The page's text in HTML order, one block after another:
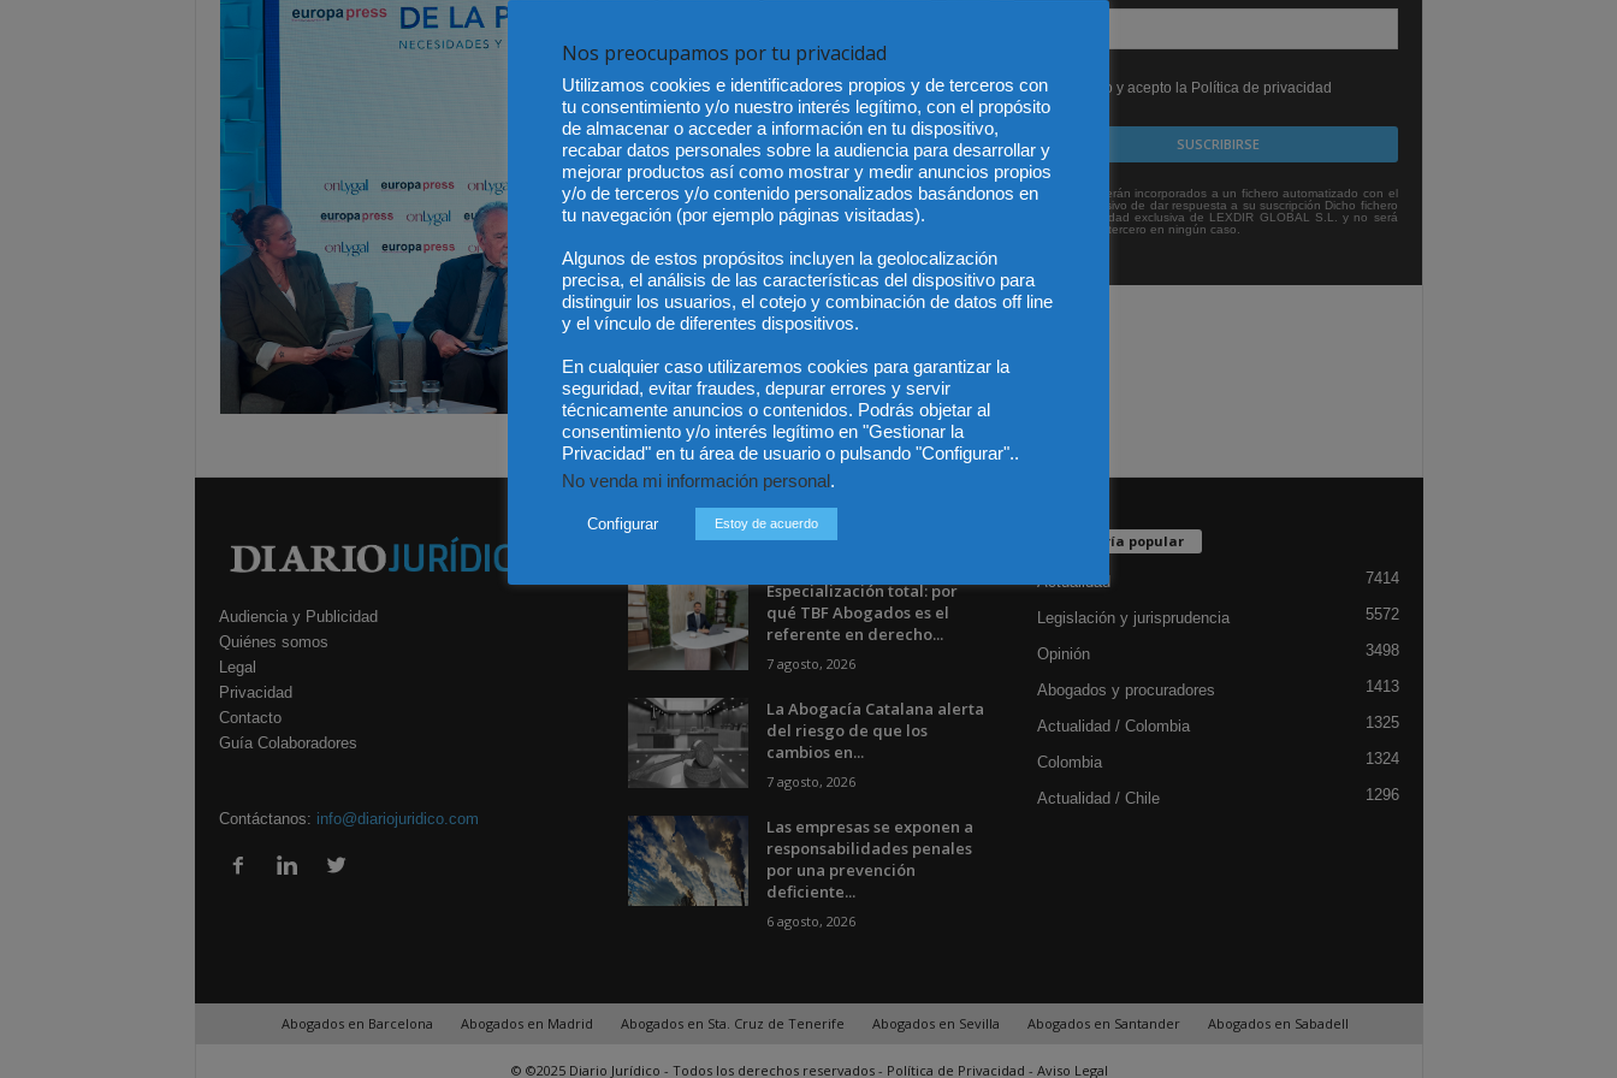
He leído y acepto la Política de privacidad
Sus datos serán incorporados a un fichero automatizado con el
objeto exclusivo de dar respuesta a su suscripción Dicho fichero
es de titularidad exclusiva de LEXDIR GLOBAL S.L. y no será
cedido a un tercero en ningún caso.
Audiencia y Publicidad
Quiénes somos
Legal
Privacidad
Contacto
Guía Colaboradores
Contáctanos: info@diariojuridico.com
Incluso más noticias
Especialización total: por
qué TBF Abogados es el
referente en derecho...
7 agosto, 2026
La Abogacía Catalana alerta
del riesgo de que los
cambios en...
7 agosto, 2026
Las empresas se exponen a
responsabilidades penales
por una prevención
deficiente...
6 agosto, 2026
Categoría popular
Actualidad 7414
Legislación y jurisprudencia 5572
Opinión 3498
Abogados y procuradores 1413
Actualidad / Colombia 1325
Colombia 1324
Actualidad / Chile 1296
Abogados en Barcelona Abogados en Madrid Abogados en Sta. Cruz de Tenerife Abogados en Sevilla Abogados en Santander Abogados en Sabadell
© ©2025 Diario Jurídico - Todos los derechos reservados - Política de Privacidad - Aviso Legal
Nos preocupamos por tu privacidad
Utilizamos cookies e identificadores propios y de terceros con
tu consentimiento y/o nuestro interés legítimo, con el propósito
de almacenar o acceder a información en tu dispositivo,
recabar datos personales sobre la audiencia para desarrollar y
mejorar productos así como mostrar y medir anuncios propios
y/o de terceros y/o contenido personalizados basándonos en
tu navegación (por ejemplo páginas visitadas).
Algunos de estos propósitos incluyen la geolocalización
precisa, el análisis de las características del dispositivo para
distinguir los usuarios, el cotejo y combinación de datos off line
y el vínculo de diferentes dispositivos.
En cualquier caso utilizaremos cookies para garantizar la
seguridad, evitar fraudes, depurar errores y servir
técnicamente anuncios o contenidos. Podrás objetar al
consentimiento y/o interés legítimo en "Gestionar la
Privacidad" en tu área de usuario o pulsando "Configurar"..
No venda mi información personal.
Configurar Estoy de acuerdo